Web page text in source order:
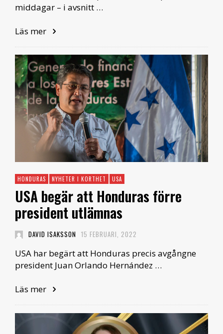
middagar – i avsnitt …
Läs mer
HONDURAS NYHETER I KORTHET USA
USA begär att Honduras förre
president utlämnas
DAVID ISAKSSON 15 FEBRUARI, 2022
USA har begärt att Honduras precis avgångne
president Juan Orlando Hernández …
Läs mer